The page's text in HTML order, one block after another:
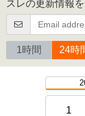
スレの更新情報
1時間 24時
1